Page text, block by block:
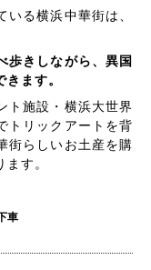
る横浜中華街は、
歩きしながら、異国
ます。
ト施設・横浜大世界
トリックアートを背
街らしいお土産を購
す。
車